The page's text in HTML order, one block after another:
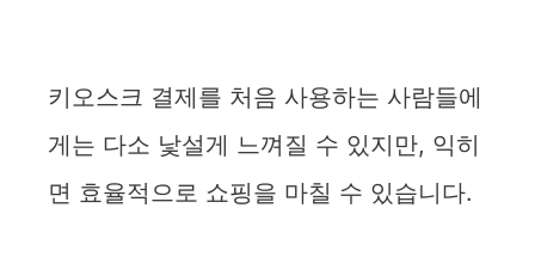
키오스크 결제를 처음 사용하는 사람들에
게는 다소 낯설게 느껴질 수 있지만, 익히
면 효율적으로 쇼핑을 마칠 수 있습니다.